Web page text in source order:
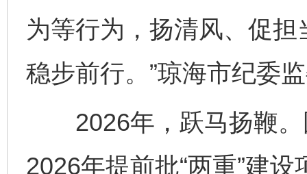
为等行为，扬清风、促担
稳步前行。”琼海市纪委
2026年，跃马扬鞭。
2026年提前批“两重”建